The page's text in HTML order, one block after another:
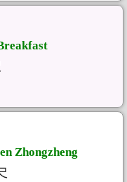
Zhongzheng